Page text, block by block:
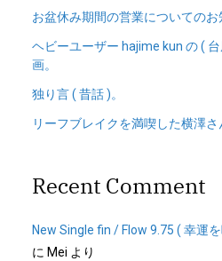
お盆休み期間の営業についてのお
ヘビーユーザー hajime kun の (
画。
独り言 ( 昔話 )。
リーフブレイクを満喫した横澤さ
Recent Comment
New Single fin / Flow 9.75 ( 幸運
に Mei より